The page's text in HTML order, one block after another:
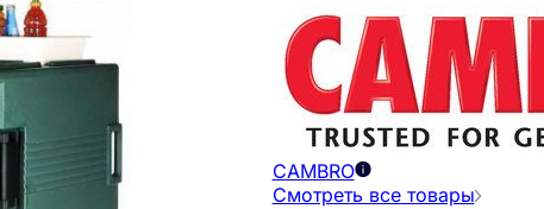
CAMBRO
Смотреть все товары